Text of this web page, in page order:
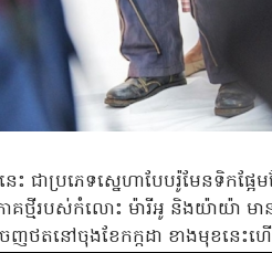
េះ ជាប្រភេទស្នេហាបែបរ៉ូមែនទិក
ភាគថ្មីរបស់កំលោះ ម៉ារីអូ និងយ៉ាយ៉ា
ញថតនៅចុងខែកក្កដា ខាងមុខនេះ